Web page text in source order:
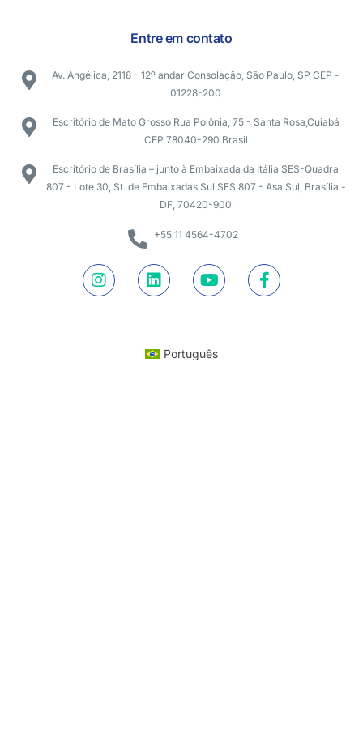
Entre em contato
Av. Angélica, 2118 - 12º andar Consolação, São Paulo, SP CEP -
01228-200
Escritório de Mato Grosso Rua Polônia, 75 - Santa Rosa,Cuiabá
CEP 78040-290 Brasil
Escritório de Brasília – junto à Embaixada da Itália SES-Quadra
807 - Lote 30, St. de Embaixadas Sul SES 807 - Asa Sul, Brasília -
DF, 70420-900
+55 11 4564-4702
Português